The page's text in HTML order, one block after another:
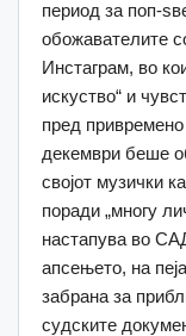
период за поп-
обожавателите
Инстаграм, во
искуство“ и
пред
декември беше
својот музички
поради „многу
настапува во
апсењето, на
забрана за
судските